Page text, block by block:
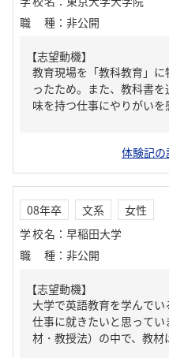
職種 ： 非公開
【志望動機】
教育現場を「教科教育」
ったため。また、教科書
味を持つ仕事にやりがいを
体験記の
08年卒 文系
女性
学校名 ： 早稲田大学
職種 ： 非公開
【志望動機】
大学で英語教育を学んで
仕事に就きたいと思って
材・教授法）の中で、教